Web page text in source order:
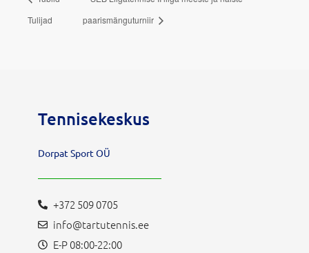
Tulijad
paarismänguturniir
Tennisekeskus
Dorpat Sport OÜ
+372 509 0705
info@tartutennis.ee
E-P 08:00-22:00